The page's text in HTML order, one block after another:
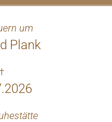
um
Plank